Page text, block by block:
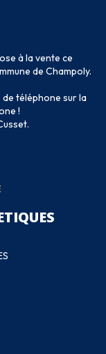
à la vente ce
de Champoly.
téléphone sur la
!